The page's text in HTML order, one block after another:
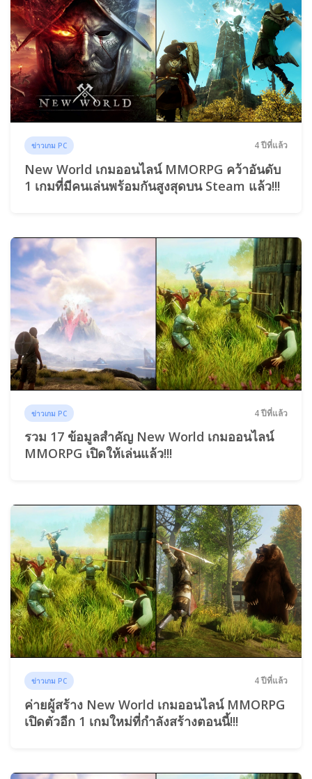
ข่าวเกม PC 4 ปีที่แล้ว
New World เกมออนไลน์ MMORPG คว้าอันดับ
1 เกมที่มีคนเล่นพร้อมกันสูงสุดบน Steam แล้ว!!!
ข่าวเกม PC 4 ปีที่แล้ว
รวม 17 ข้อมูลสำคัญ New World เกมออนไลน์
MMORPG เปิดให้เล่นแล้ว!!!
ข่าวเกม PC 4 ปีที่แล้ว
ค่ายผู้สร้าง New World เกมออนไลน์ MMORPG
เปิดตัวอีก 1 เกมใหม่ที่กำลังสร้างตอนนี้!!!